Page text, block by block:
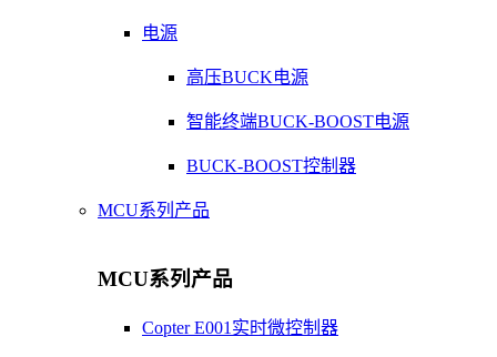
电源
高压BUCK电源
智能终端BUCK-BOOST电源
BUCK-BOOST控制器
MCU系列产品
MCU系列产品
Copter E001实时微控制器